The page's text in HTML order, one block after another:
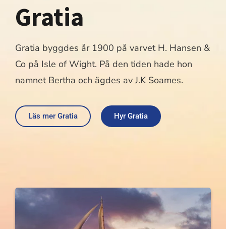
Gratia
Gratia byggdes år 1900 på varvet H. Hansen &
Co på Isle of Wight. På den tiden hade hon
namnet Bertha och ägdes av J.K Soames.
Läs mer Gratia Hyr Gratia